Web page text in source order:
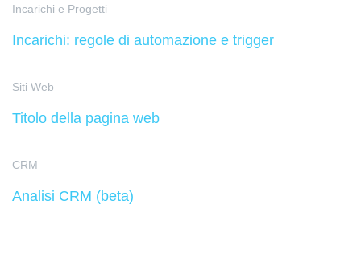
Incarichi e Progetti
Incarichi: regole di automazione e trigger
Siti Web
Titolo della pagina web
CRM
Analisi CRM (beta)